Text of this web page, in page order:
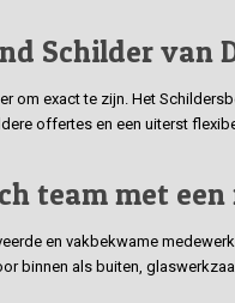
Schilder van
om exact te zijn. Het
offertes en een uiterst
team met
en vakbekwame
binnen als buiten,